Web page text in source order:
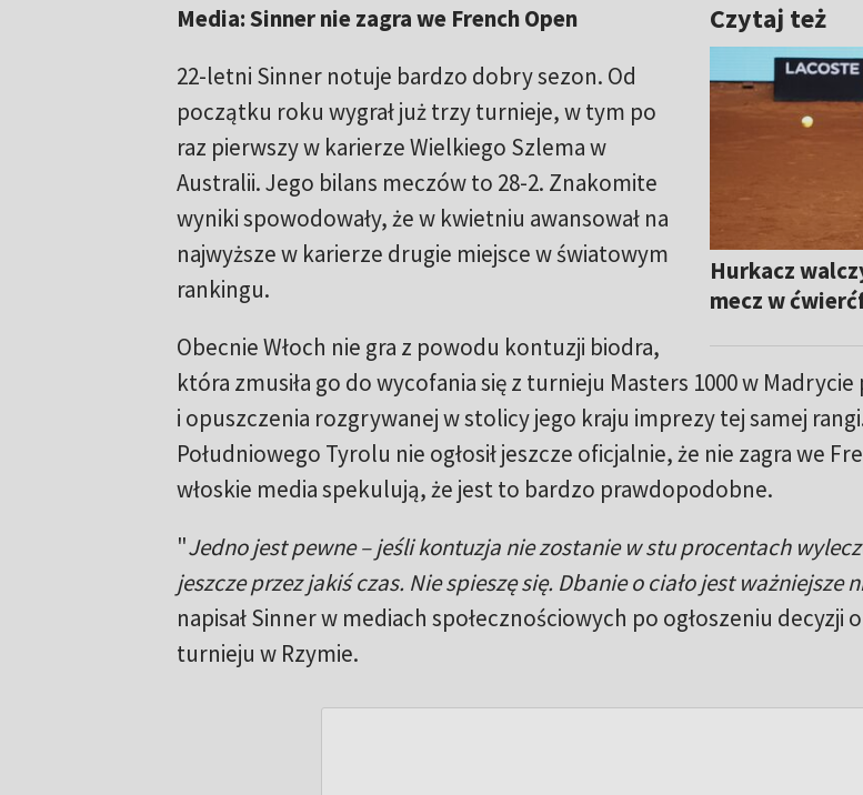
Czytaj też
Hurkacz
mecz w
Media: Sinner nie zagra we French Open
22-letni Sinner notuje bardzo dobry sezon. Od
początku roku wygrał już trzy turnieje, w tym po
raz pierwszy w karierze Wielkiego Szlema w
Australii. Jego bilans meczów to 28-2. Znakomite
wyniki spowodowały, że w kwietniu awansował na
najwyższe w karierze drugie miejsce w światowym
rankingu.
Obecnie Włoch nie gra z powodu kontuzji biodra,
która zmusiła go do wycofania się z turnieju Masters 1000 w
i opuszczenia rozgrywanej w stolicy jego kraju imprezy tej samej
Południowego Tyrolu nie ogłosił jeszcze oficjalnie, że nie zagra we
włoskie media spekulują, że jest to bardzo prawdopodobne.
"Jedno jest pewne – jeśli kontuzja nie zostanie w stu procentach
jeszcze przez jakiś czas. Nie spieszę się. Dbanie o ciało jest ważniejsze
napisał Sinner w mediach społecznościowych po ogłoszeniu decyzji
turnieju w Rzymie.